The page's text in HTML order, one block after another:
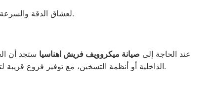
لعشاق الدقة والسرعة، تقدم خدمات صيانه غسالة أطباق فريش اهناسيا الإصلاح الفوري دون الحاجة لنقل الجهاز إلى المركز.
عند الحاجة إلى صيانة ميكروويف فريش اهناسيا ستجد أن
الداخلية أو أنظمة التسخين، مع توفير فروع قريبة لتسهيل الوصول السريع. كما يتم استخدام قطع غيار أصلية لضمان الأداء المثالي للميكروويف وإعادته للعمل بكفاءة كما كان من قبل.